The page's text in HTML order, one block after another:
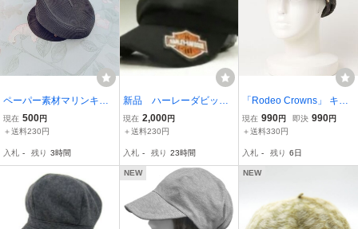
ペーパー素材マリンキャ
スケット黒ブラックスト
ローハット麦わら風マリ
焼け対策
現在 500円
＋送料230円
入札 - 残り 3時間
新品 ハーレーダビッド
ソン 帽子 キャスケッ
ト
現在 2,000円
＋送料230円
入札 - 残り 23時間
「Rodeo Crowns」 キャ
スケット - グレー レディ
ース
現在 990円 即決 990円
＋送料330円
入札 - 残り 6日
NEW NEW